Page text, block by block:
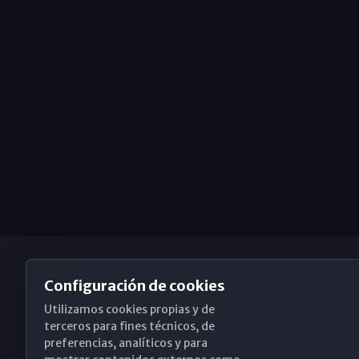
Obispado de Málaga
Configuración de cookies
Utilizamos cookies propias y de
terceros para fines técnicos, de
preferencias, analíticos y para